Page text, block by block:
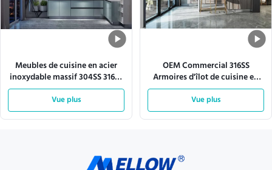
Meubles de cuisine en acier
inoxydable massif 304SS 316SS
en forme de L
Vue plus
OEM Commercial 316SS
Armoires d'îlot de cuisine en
acier inoxydable modulaire
Vue plus